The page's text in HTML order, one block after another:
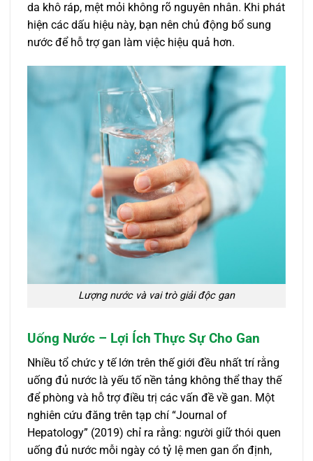
da khô ráp, mệt mỏi không rõ nguyên nhân. Khi phát
hiện các dấu hiệu này, bạn nên chủ động bổ sung
nước để hỗ trợ gan làm việc hiệu quả hơn.
Lượng nước và vai trò giải độc gan
Uống Nước – Lợi Ích Thực Sự Cho Gan
Nhiều tổ chức y tế lớn trên thế giới đều nhất trí rằng
uống đủ nước là yếu tố nền tảng không thể thay thế
để phòng và hỗ trợ điều trị các vấn đề về gan. Một
nghiên cứu đăng trên tạp chí “Journal of
Hepatology” (2019) chỉ ra rằng: người giữ thói quen
uống đủ nước mỗi ngày có tỷ lệ men gan ổn định,